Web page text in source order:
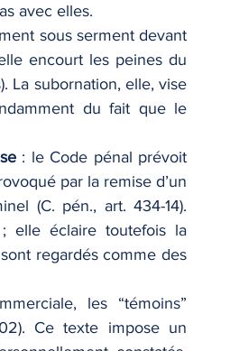
avec elles.
sous serment devant
encourt les peines du
La subornation, elle, vise
du fait que le
: le Code pénal prévoit
par la remise d’un
(C. pén., art. 434-14).
elle éclaire toutefois la
regardés comme des
les “témoins”
Ce texte impose un